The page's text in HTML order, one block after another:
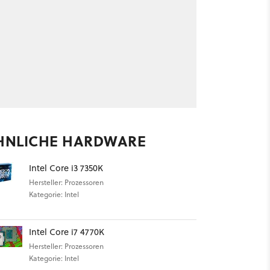
HARDWARE
Intel Core i3 7350K
Hersteller: Prozessoren
Kategorie: Intel
Intel Core i7 4770K
Hersteller: Prozessoren
Kategorie: Intel